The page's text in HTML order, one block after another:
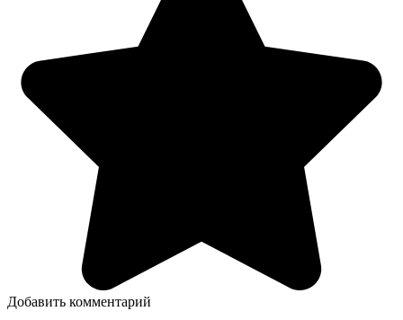
Добавить комментарий